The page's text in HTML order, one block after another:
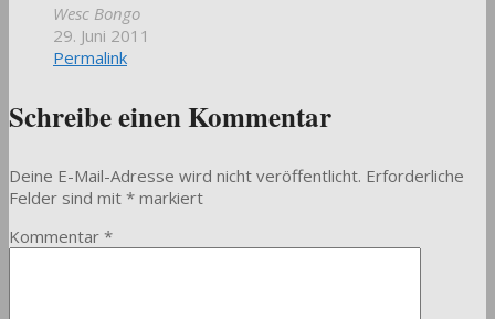
Wesc Bongo
29. Juni 2011
Permalink
Schreibe einen Kommentar
Deine E-Mail-Adresse wird nicht veröffentlicht. Erforderliche
Felder sind mit * markiert
Kommentar *